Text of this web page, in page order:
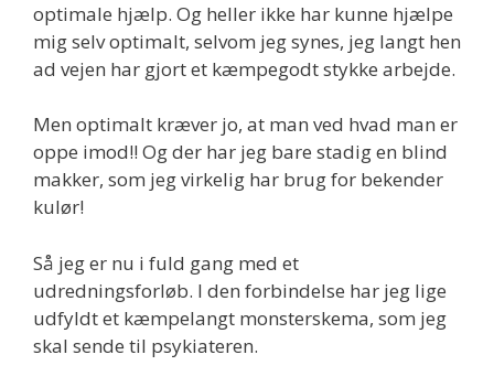
optimale hjælp. Og heller ikke har kunne hjælpe
mig selv optimalt, selvom jeg synes, jeg langt hen
ad vejen har gjort et kæmpegodt stykke arbejde.
Men optimalt kræver jo, at man ved hvad man er
oppe imod!! Og der har jeg bare stadig en blind
makker, som jeg virkelig har brug for bekender
kulør!
Så jeg er nu i fuld gang med et
udredningsforløb. I den forbindelse har jeg lige
udfyldt et kæmpelangt monsterskema, som jeg
skal sende til psykiateren.